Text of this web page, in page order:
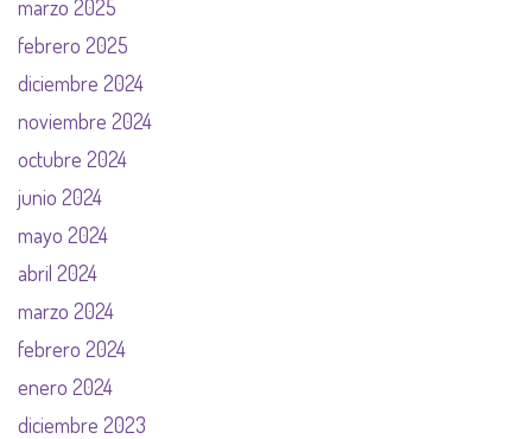
marzo 2025
febrero 2025
diciembre 2024
noviembre 2024
octubre 2024
junio 2024
mayo 2024
abril 2024
marzo 2024
febrero 2024
enero 2024
diciembre 2023